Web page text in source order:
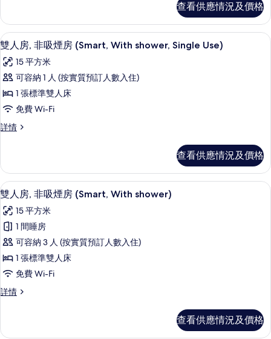
片
非
吸
煙
房
(With
shower&tub)
的
相
房,
非
吸
房
(With
shower&tub)
詳
情
查看供應情況及價格
載
入
所
有
雙
房,
吸
煙
房
(Smart,
With
shower,
Single
Use)
的
相
5
雙人房, 非吸煙房 (Smart, With shower, Single Use)
15 平方米
可容納 1 人 (按實質預訂人數入住)
1 張標準雙人床
免費 Wi-Fi
詳情
雙
吸
煙
房
(Smart,
With
shower,
Single
Use)
詳
情
查看供應情況及價格
載
入
所
有
雙
人
非
煙
5
雙人房, 非吸煙房 (Smart, With shower)
15 平方米
1 間睡房
可容納 3 人 (按實質預訂人數入住)
1 張標準雙人床
免費 Wi-Fi
詳情
雙
吸
查看供應情況及價格